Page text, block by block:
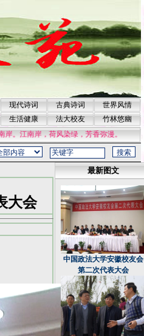
现代诗词 古典诗词
世界风情
生活健康 法大校友
竹林悠幽
，荷风染绿，芳香弥漫。
大会
最新图文
中国政法大学安徽校友会
第二次代表大会